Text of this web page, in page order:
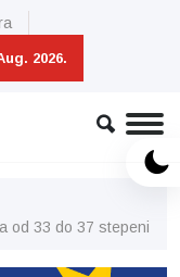
2026.
od 33 do 37 stepeni